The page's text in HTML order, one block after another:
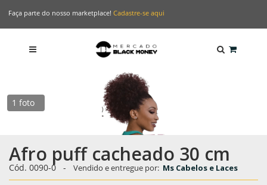
Faça parte do nosso marketplace! Cadastre-se aqui
1 foto
Afro puff cacheado 30 cm
Cód. 0090-0 - Vendido e entregue por: Ms Cabelos e Laces